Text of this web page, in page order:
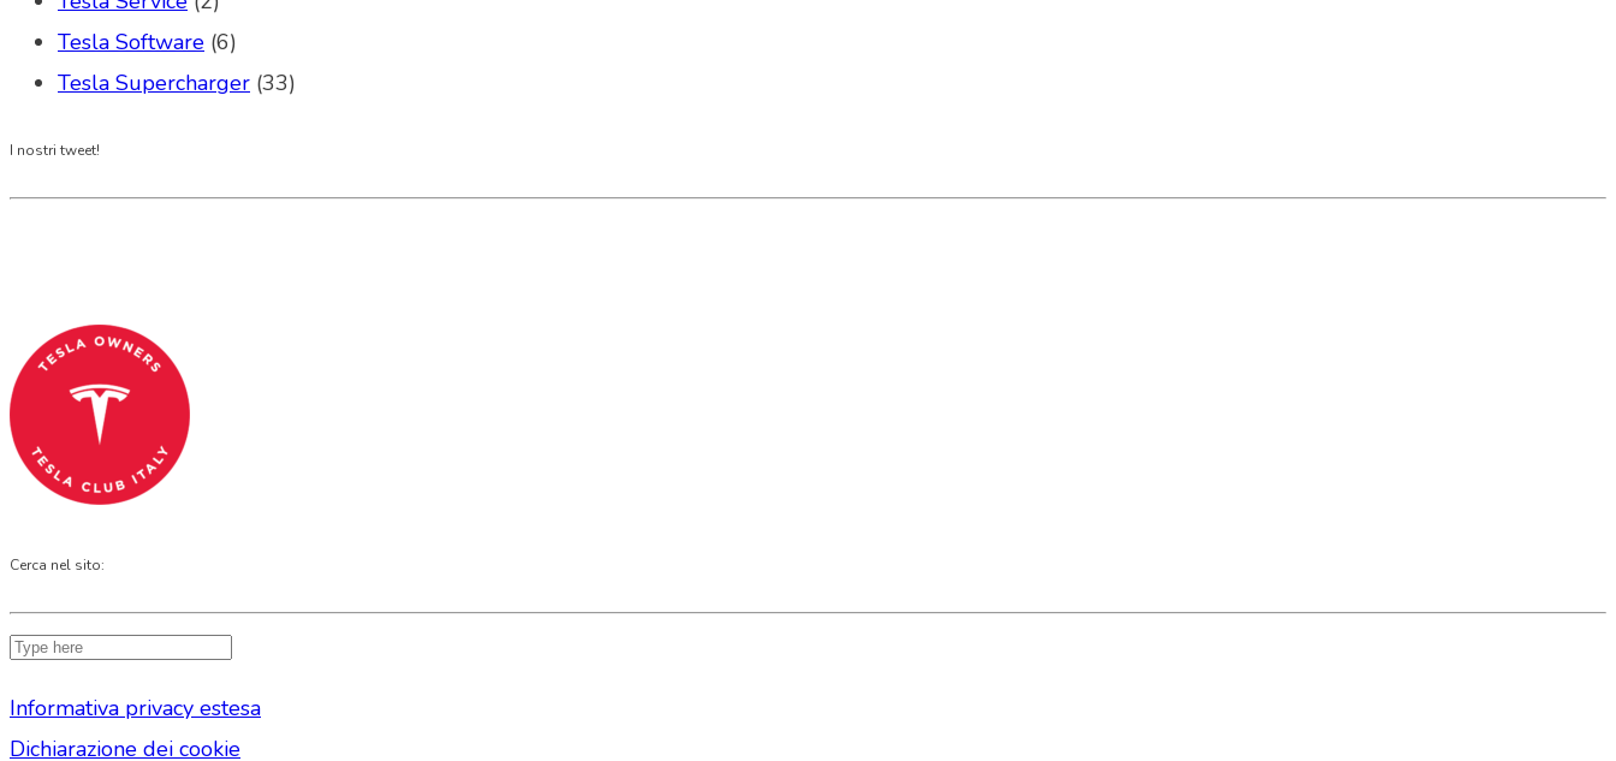
Tesla Software (6)
Tesla Supercharger (33)
I nostri tweet!
Cerca nel sito:
Informativa privacy estesa
Dichiarazione dei cookie